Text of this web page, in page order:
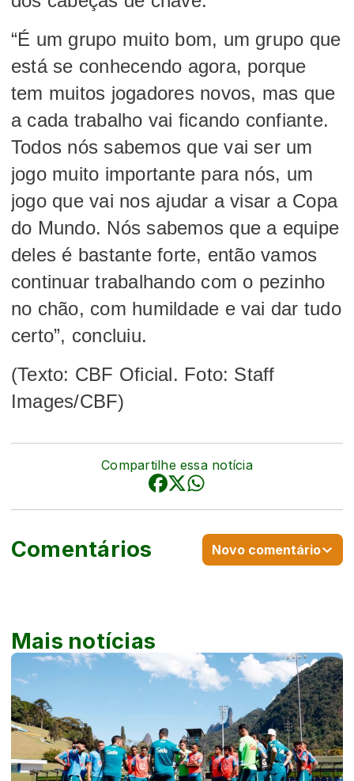
“É um grupo muito bom, um grupo que
está se conhecendo agora, porque
tem muitos jogadores novos, mas que
a cada trabalho vai ficando confiante.
Todos nós sabemos que vai ser um
jogo muito importante para nós, um
jogo que vai nos ajudar a visar a Copa
do Mundo. Nós sabemos que a equipe
deles é bastante forte, então vamos
continuar trabalhando com o pezinho
no chão, com humildade e vai dar tudo
certo”, concluiu.
(Texto: CBF Oficial. Foto: Staff
Images/CBF)
Compartilhe essa notícia
Comentários Novo comentário
Mais notícias